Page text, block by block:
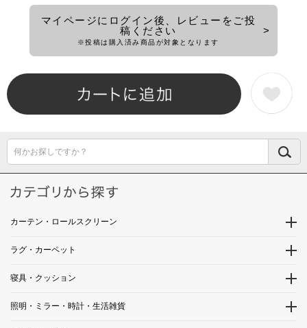
マイページにログイン後、レビューをご投
稿ください
※投稿は購入済み商品が対象となります
何かお探しですか？
カーテン・ロールスクリーン
ラグ・カーペット
寝具・クッション
照明・ミラー・時計・生活雑貨